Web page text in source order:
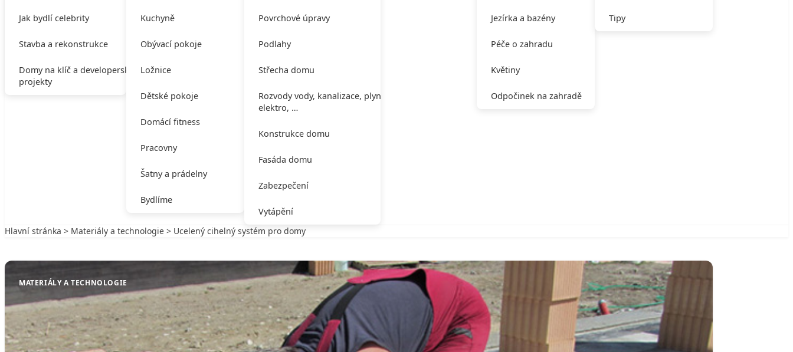
Jak bydlí celebrity
Stavba a rekonstrukce
Domy na klíč a developerské
projekty
Kuchyně
Obývací pokoje
Ložnice
Dětské pokoje
Domácí fitness
Pracovny
Šatny a prádelny
Bydlíme
Povrchové úpravy
Podlahy
Střecha domu
Rozvody vody, kanalizace, plynu,
elektro, …
Konstrukce domu
Fasáda domu
Zabezpečení
Vytápění
Jezírka a bazény
Péče o zahradu
Květiny
Odpočinek na zahradě
Tipy
Hlavní stránka > Materiály a technologie > Ucelený cihelný systém pro domy
MATERIÁLY A TECHNOLOGIE